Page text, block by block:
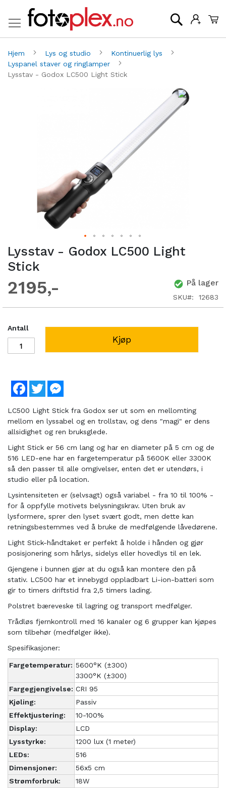
Søk
Hjem Lys og studio
Kontinuerlig lys
Lyspanel staver og ringlamper
Lysstav - Godox LC500 Light Stick
Lysstav - Godox LC500 Light
Stick
2195 På lager
SKU 12683
Antall
Kjøp
Facebook
Twitter
LC500 Light Stick fra Godox ser ut som en mellomting
mellom en lyssabel og en trollstav, og dens "magi" er dens
allsidighet og ren bruksglede.
Light Stick er 56 cm lang og har en diameter på 5 cm og de
516 LED-ene har en fargetemperatur på 5600K eller 3300K
så den passer til alle omgivelser, enten det er utendørs, i
studio eller på location.
Lysintensiteten er (selvsagt) også variabel - fra 10 til 100% -
for å oppfylle motivets belysningskrav. Uten bruk av
lysformere, sprer den lyset svært godt, men dette kan
retningsbestemmes ved å bruke de medfølgende låvedørene.
Light Stick-håndtaket er perfekt å holde i hånden og gjør
posisjonering som hårlys, sidelys eller hovedlys til en lek.
Gjengene i bunnen gjør at du også kan montere den på
stativ. LC500 har et innebygd oppladbart Li-ion-batteri som
gir to timers driftstid fra 2,5 timers lading.
Polstret bæreveske til lagring og transport medfølger.
Trådløs fjernkontroll med 16 kanaler og 6 grupper kan kjøpes
som tilbehør (medfølger ikke).
Spesifikasjoner:
Fargetemperatur: 5600°K (±300)
3300°K (±300)
Fargegjengivelse: CRI 95
Kjøling:
Passiv
Effektjustering:
10-100%
Display:
LCD
Lysstyrke:
1200 lux (1 meter)
LEDs:
516
Dimensjoner:
56x5 cm
Strømforbruk:
18W